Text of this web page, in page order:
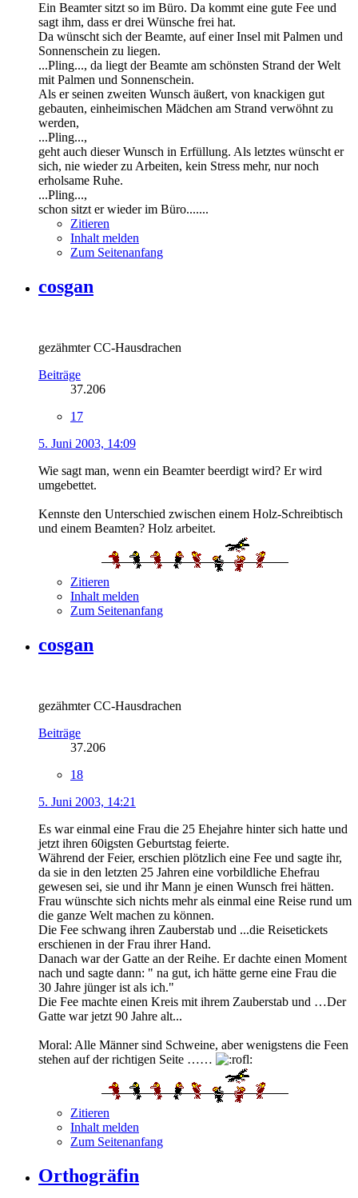
Ein Beamter sitzt so im Büro. Da kommt eine gute Fee und
sagt ihm, dass er drei Wünsche frei hat.
Da wünscht sich der Beamte, auf einer Insel mit Palmen und
Sonnenschein zu liegen.
...Pling..., da liegt der Beamte am schönsten Strand der Welt
mit Palmen und Sonnenschein.
Als er seinen zweiten Wunsch äußert, von knackigen gut
gebauten, einheimischen Mädchen am Strand verwöhnt zu
werden,
...Pling...,
geht auch dieser Wunsch in Erfüllung. Als letztes wünscht er
sich, nie wieder zu Arbeiten, kein Stress mehr, nur noch
erholsame Ruhe.
...Pling...,
schon sitzt er wieder im Büro.......
Zitieren
Inhalt melden
Zum Seitenanfang
cosgan
gezähmter CC-Hausdrachen
Beiträge
37.206
17
5. Juni 2003, 14:09
Wie sagt man, wenn ein Beamter beerdigt wird? Er wird
umgebettet.
Kennste den Unterschied zwischen einem Holz-Schreibtisch
und einem Beamten? Holz arbeitet.
Zitieren
Inhalt melden
Zum Seitenanfang
cosgan
gezähmter CC-Hausdrachen
Beiträge
37.206
18
5. Juni 2003, 14:21
Es war einmal eine Frau die 25 Ehejahre hinter sich hatte und
jetzt ihren 60igsten Geburtstag feierte.
Während der Feier, erschien plötzlich eine Fee und sagte ihr,
da sie in den letzten 25 Jahren eine vorbildliche Ehefrau
gewesen sei, sie und ihr Mann je einen Wunsch frei hätten.
Frau wünschte sich nichts mehr als einmal eine Reise rund um
die ganze Welt machen zu können.
Die Fee schwang ihren Zauberstab und ...die Reisetickets
erschienen in der Frau ihrer Hand.
Danach war der Gatte an der Reihe. Er dachte einen Moment
nach und sagte dann: " na gut, ich hätte gerne eine Frau die
30 Jahre jünger ist als ich."
Die Fee machte einen Kreis mit ihrem Zauberstab und …Der
Gatte war jetzt 90 Jahre alt...
Moral: Alle Männer sind Schweine, aber wenigstens die Feen
stehen auf der richtigen Seite ……
Zitieren
Inhalt melden
Zum Seitenanfang
Orthogräfin